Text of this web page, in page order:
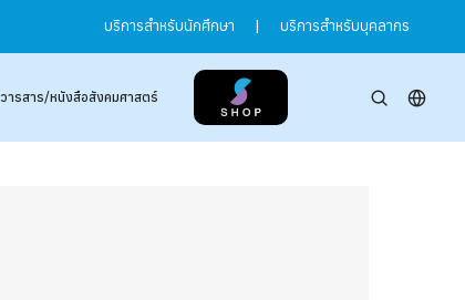
บริการสำหรับนักศึกษา | บริการสำหรับบุคลากร
วารสาร/หนังสือสังคมศาสตร์